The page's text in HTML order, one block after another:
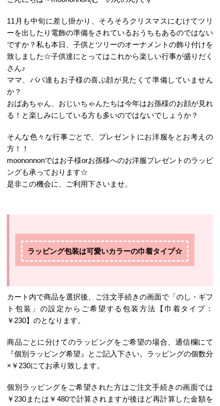
11月も中旬に差し掛かり、そろそろクリスマスにむけてツリ
ーを出したり電飾の準備をされているおうちもあるのではない
ですか？私も本日、子供とツリーのオーナメントの飾り付けを
致しました☆子供達にとってはこれから楽しい行事が盛りだく
さん♪
ママ、パパ達もお子様の喜ぶ顔が見たくて準備していません
か？
おばあちゃん、おじいちゃんたちは今年はお孫様のお顔が見れ
る！と楽しみにしている方も多いのではないでしょうか？
そんな色々な行事ごとで、プレゼントにお洋服をとお考えの
方！！
moononnonではお子様orお孫様へのお洋服プレゼントのラッピ
ングも承っております☆
是非この機会に、ご利用下さいませ。
ラッピング包装は可愛いカラーの巾着タイプ☆
カート内で商品を選択後、ご注文手続きの画面で「のし・ギフ
ト包装」の設定からご希望する包装方法【巾着タイプ：
￥230】のとなります。
商品ごとに分けてのラッピングをご希望の場合、通信欄にて
『個別ラッピング希望』とご記入下さい。ラッピングの個数分
×￥230にてお承り致します。
個別ラッピングをご希望された方はご注文手続きの画面では
￥230または￥480で計算されますが後ほど再計算した金額を